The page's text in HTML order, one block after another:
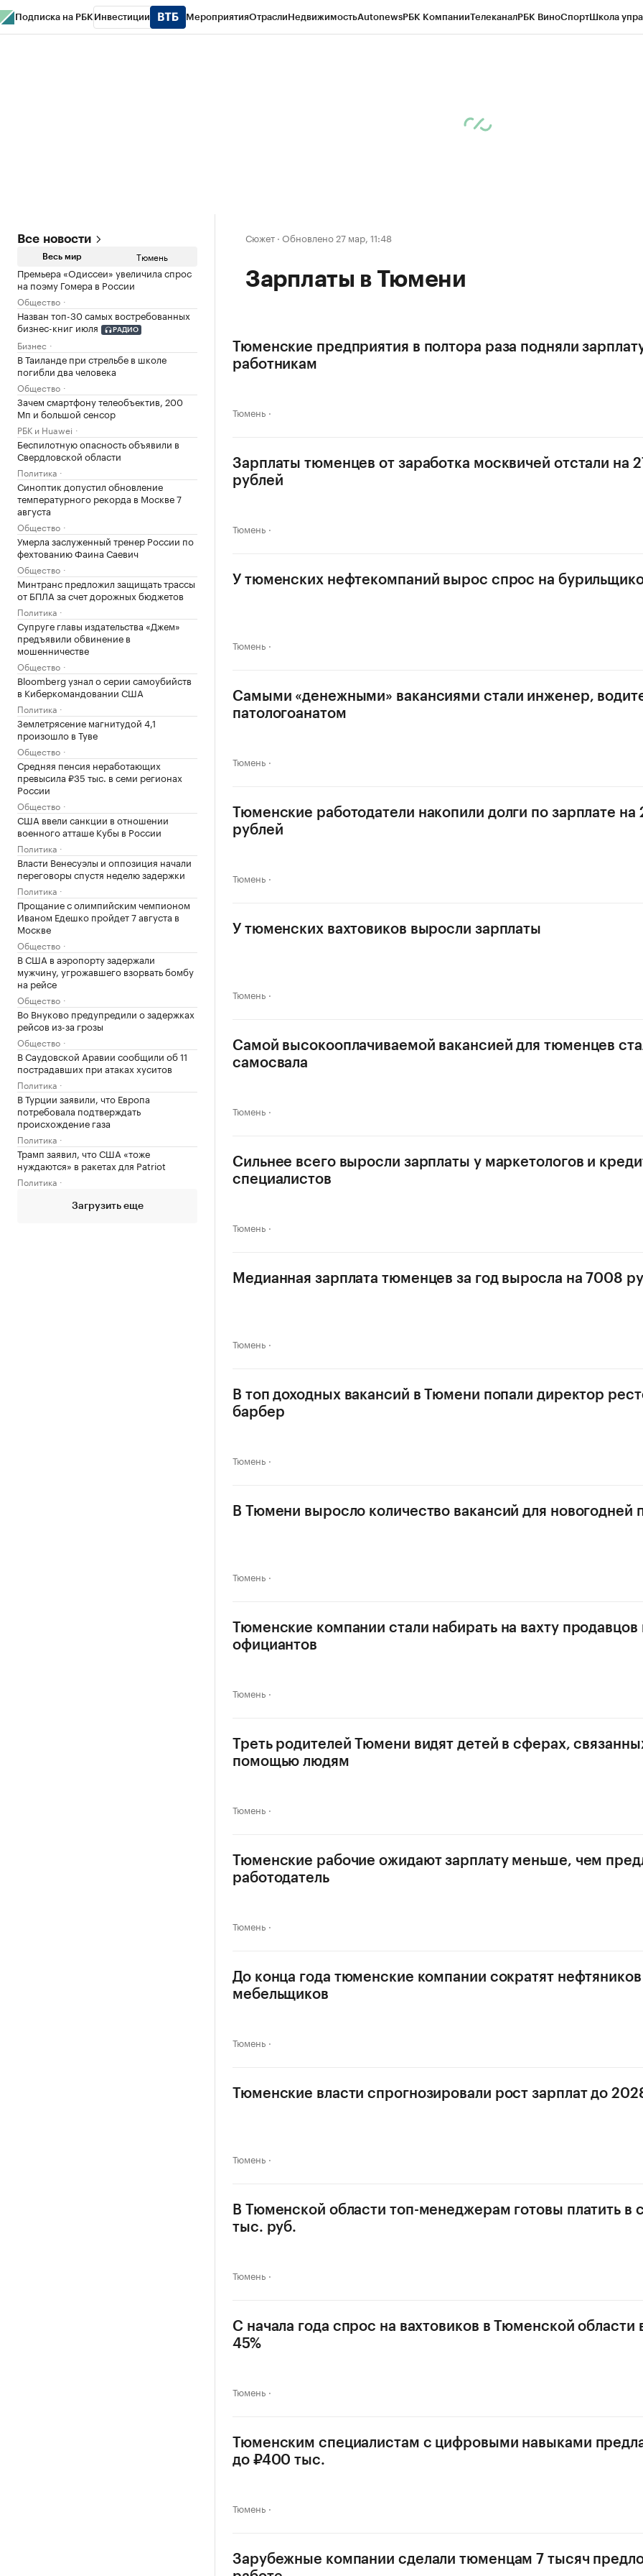
Подписка на РБК Инвестиции МероприятияОтраслиНедвижимостьAutonewsРБК КомпанииТелеканалРБК ВиноСпортШкола
Все новости
Весь мир Тюмень
Премьера «Одиссеи» увеличила спрос
на поэму Гомера в России
Общество
Назван топ-30 самых востребованных
бизнес-книг июля
РАДИО
Бизнес
В Таиланде при стрельбе в школе
погибли два человека
Общество
Зачем смартфону телеобъектив, 200
Мп и большой сенсор
РБК и Huawei
Беспилотную опасность объявили в
Свердловской области
Политика
Синоптик допустил обновление
температурного рекорда в Москве 7
августа
Общество
Умерла заслуженный тренер России по
фехтованию Фаина Саевич
Общество
Минтранс предложил защищать трассы
от БПЛА за счет дорожных бюджетов
Политика
Супруге главы издательства «Джем»
предъявили обвинение в
мошенничестве
Общество
Bloomberg узнал о серии самоубийств
в Киберкомандовании США
Политика
Землетрясение магнитудой 4,1
произошло в Туве
Общество
Средняя пенсия неработающих
превысила ₽35 тыс. в семи регионах
России
Общество
США ввели санкции в отношении
военного атташе Кубы в России
Политика
Власти Венесуэлы и оппозиция начали
переговоры спустя неделю задержки
Политика
Прощание с олимпийским чемпионом
Иваном Едешко пройдет 7 августа в
Москве
Общество
В США в аэропорту задержали
мужчину, угрожавшего взорвать бомбу
на рейсе
Общество
Во Внуково предупредили о задержках
рейсов из-за грозы
Общество
В Саудовской Аравии сообщили об 11
пострадавших при атаках хуситов
Политика
В Турции заявили, что Европа
потребовала подтверждать
происхождение газа
Политика
Трамп заявил, что США «тоже
нуждаются» в ракетах для Patriot
Политика
Загрузить еще
Сюжет · Обновлено 27 мар, 11:48
Зарплаты в Тюмени
Тюменские предприятия в полтора раза подняли
работникам
Тюмень
Зарплаты тюменцев от заработка москвичей отстали на
рублей
Тюмень
У тюменских нефтекомпаний вырос спрос на
Тюмень
Самыми «денежными» вакансиями стали инженер,
патологоанатом
Тюмень
Тюменские работодатели накопили долги по зарплате на
рублей
Тюмень
У тюменских вахтовиков выросли зарплаты
Тюмень
Самой высокооплачиваемой вакансией для тюменцев
самосвала
Тюмень
Сильнее всего выросли зарплаты у маркетологов и
специалистов
Тюмень
Медианная зарплата тюменцев за год выросла на 7008
Тюмень
В топ доходных вакансий в Тюмени попали директор
барбер
Тюмень
В Тюмени выросло количество вакансий для новогодней
Тюмень
Тюменские компании стали набирать на вахту продавцов
официантов
Тюмень
Треть родителей Тюмени видят детей в сферах,
помощью людям
Тюмень
Тюменские рабочие ожидают зарплату меньше, чем
работодатель
Тюмень
До конца года тюменские компании сократят
мебельщиков
Тюмень
Тюменские власти спрогнозировали рост зарплат до
Тюмень
В Тюменской области топ-менеджерам готовы платить в
тыс. руб.
Тюмень
С начала года спрос на вахтовиков в Тюменской области
45%
Тюмень
Тюменским специалистам с цифровыми навыками
до ₽400 тыс.
Тюмень
Зарубежные компании сделали тюменцам 7 тысяч